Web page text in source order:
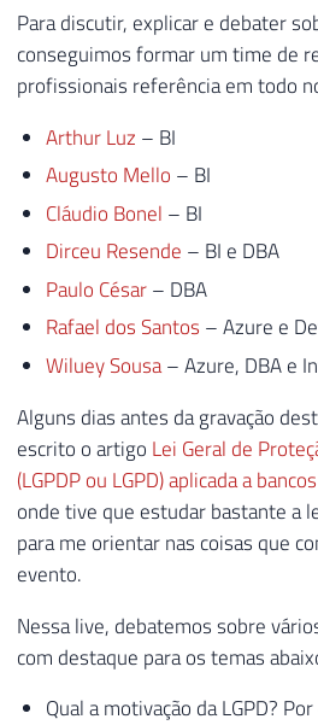
Para discutir, explicar e debater
conseguimos formar um time de
profissionais referência em todo
Arthur Luz – BI
Augusto Mello – BI
Cláudio Bonel – BI
Dirceu Resende – BI e DBA
Paulo César– DBA
Rafael dos Santos – Azure e
Wiluey Sousa– Azure, DBA e
Alguns dias antes da gravação
escrito o artigo Lei Geral de
(LGPDP ou LGPD) aplicada a
onde tive que estudar bastante a
para me orientar nas coisas que
evento.
Nessa live, debatemos sobre
com destaque para os temas
Qual a motivação da LGPD?